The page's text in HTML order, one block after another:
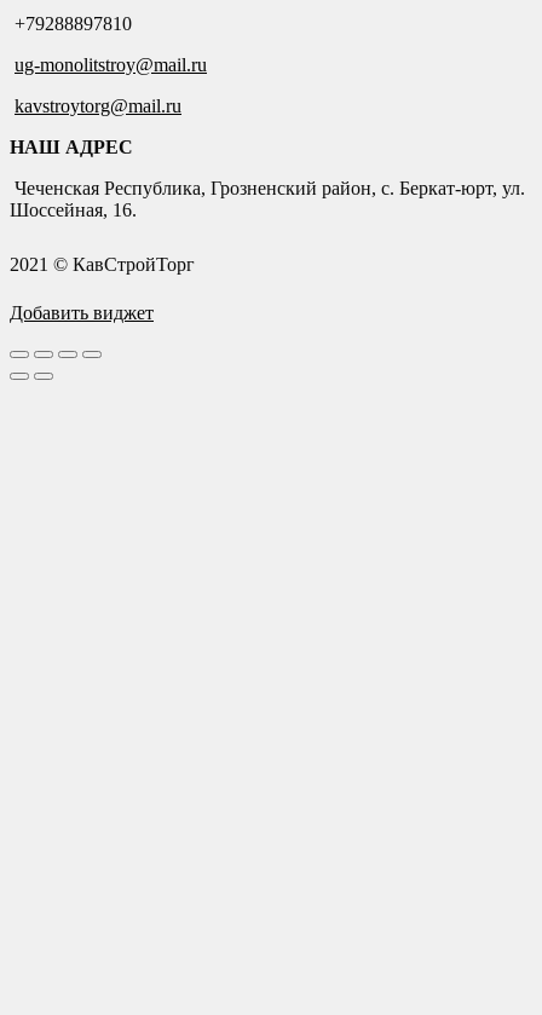
+79288897810
ug-monolitstroy@mail.ru
kavstroytorg@mail.ru
НАШ АДРЕС
Чеченская Республика, Грозненский район, с. Беркат-юрт, ул.
Шоссейная, 16.
2021 © КавСтройТорг
Добавить виджет